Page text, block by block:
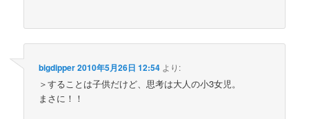
bigdipper2010年5月26日 12:54 より:
＞することは子供だけど、思考は大人の小3女児。
まさに！！